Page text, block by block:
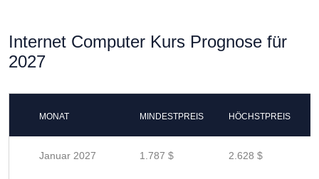
Internet Computer Kurs Prognose für
2027
MONAT MINDESTPREIS HÖCHSTPREIS
Januar 2027 1.787 $ 2.628 $